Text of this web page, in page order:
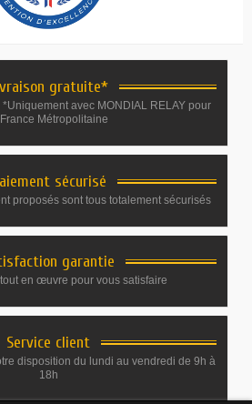
gratuite*
*Uniquement avec MONDIAL RELAY pour
France Métropolitaine
sécurisé
proposés sont tous totalement sécurisés
garantie
en œuvre pour vous satisfaire
Service client
disposition du lundi au vendredi de 9h à
18h